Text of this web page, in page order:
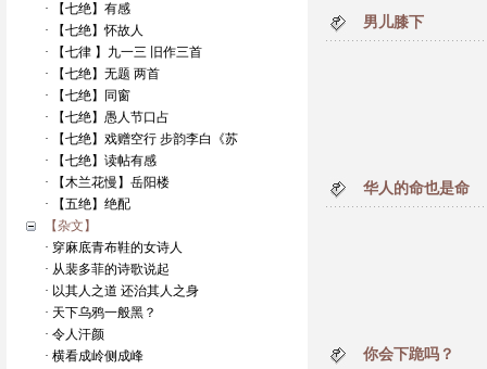
· 【七绝】有感
· 【七绝】怀故人
· 【七律 】九一三 旧作三首
· 【七绝】无题 两首
· 【七绝】同窗
· 【七绝】愚人节口占
· 【七绝】戏赠空行 步韵李白《苏
· 【七绝】读帖有感
· 【木兰花慢】岳阳楼
· 【五绝】绝配
【杂文】
· 穿麻底青布鞋的女诗人
· 从裴多菲的诗歌说起
· 以其人之道 还治其人之身
· 天下乌鸦一般黑？
· 令人汗颜
· 横看成岭侧成峰
男儿膝下
华人的命也是命
你会下跪吗？